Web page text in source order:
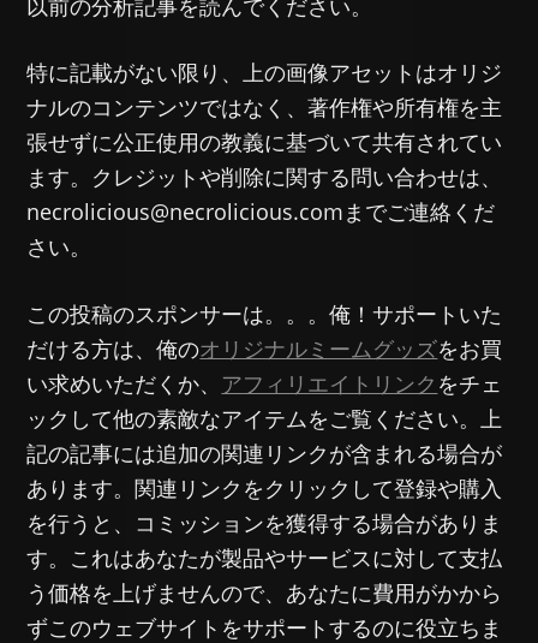
以前の分析記事を読んでください。
特に記載がない限り、上の画像アセットはオリジ
ナルのコンテンツではなく、著作権や所有権を主
張せずに公正使用の教義に基づいて共有されてい
ます。クレジットや削除に関する問い合わせは、
necrolicious@necrolicious.comまでご連絡くだ
さい。
この投稿のスポンサーは。。。俺！サポートいた
だける方は、俺のオリジナルミームグッズをお買
い求めいただくか、 アフィリエイトリンク をチェ
ックして他の素敵なアイテムをご覧ください。上
記の記事には追加の関連リンクが含まれる場合が
あります。関連リンクをクリックして登録や購入
を行うと、コミッションを獲得する場合がありま
す。これはあなたが製品やサービスに対して支払
う価格を上げませんので、あなたに費用がかから
ずこのウェブサイトをサポートするのに役立ちま